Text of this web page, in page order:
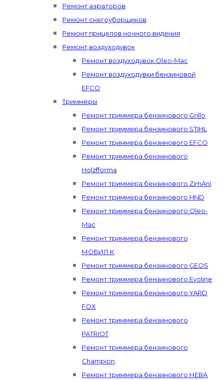
Ремонт аэраторов
Ремонт снегоуборщиков
Ремонт прицелов ночного видения
Ремонт воздуходувок
Ремонт воздуходувок Oleo-Mac
Ремонт воздуходувки бензиновой
EFCO
Триммеры
Ремонт триммера бензинового Grillo
Ремонт триммера бензинового STIHL
Ремонт триммера бензинового EFCO
Ремонт триммера бензинового
Holzfforma
Ремонт триммера бензинового ZimAni
Ремонт триммера бензинового HND
Ремонт триммера бензинового Oleo-
Mac
Ремонт триммера бензинового
МОБИЛ К
Ремонт триммера бензинового GEOS
Ремонт триммера бензинового Evoline
Ремонт триммера бензинового YARD
FOX
Ремонт триммера бензинового
PATRIOT
Ремонт триммера бензинового
Champion
Ремонт триммера бензинового НЕВА